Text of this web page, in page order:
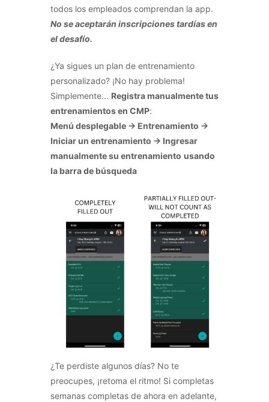
todos los empleados comprendan la app.
No se aceptarán inscripciones tardías en
el desafío.
¿Ya sigues un plan de entrenamiento
personalizado? ¡No hay problema!
Simplemente... Registra manualmente tus
entrenamientos en CMP:
Menú desplegable → Entrenamiento →
Iniciar un entrenamiento → Ingresar
manualmente su entrenamiento usando
la barra de búsqueda
¿Te perdiste algunos días? No te
preocupes, ¡retoma el ritmo! Si completas
semanas completas de ahora en adelante,